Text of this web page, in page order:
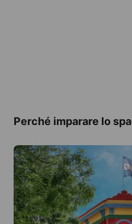
Perché imparare lo